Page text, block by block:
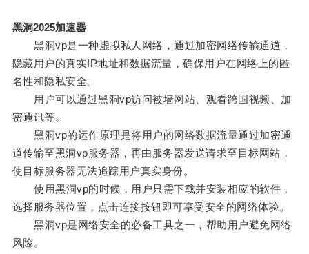
黑洞2025加速器
黑洞vp是一种虚拟私人网络，通过加密网络传输通道，
隐藏用户的真实IP地址和数据流量，确保用户在网络上的匿
名性和隐私安全。
用户可以通过黑洞vp访问被墙网站、观看跨国视频、加
密通讯等。
黑洞vp的运作原理是将用户的网络数据流量通过加密通
道传输至黑洞vp服务器，再由服务器发送请求至目标网站，
使目标服务器无法追踪用户真实身份。
使用黑洞vp的时候，用户只需下载并安装相应的软件，
选择服务器位置，点击连接按钮即可享受安全的网络体验。
黑洞vp是网络安全的必备工具之一，帮助用户避免网络
风险。